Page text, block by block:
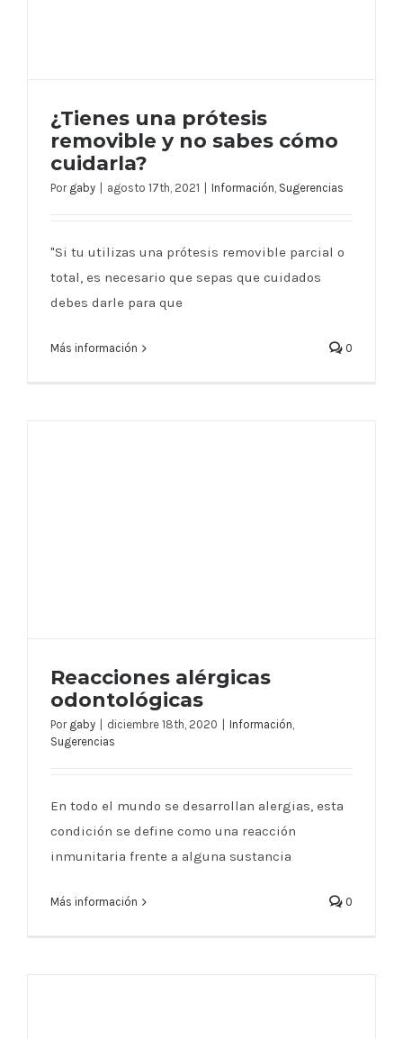
¿Tienes una prótesis
removible y no sabes cómo
cuidarla?
Por gaby | agosto 17th, 2021 | Información Sugerencias
"Si tu utilizas una prótesis removible parcial o
total, es necesario que sepas que cuidados
debes darle para que
Más información 0
Reacciones alérgicas
odontológicas
Por gaby diciembre 18th, 2020 Información
Sugerencias
En todo el mundo se desarrollan alergias, esta
condición se define como una reacción
inmunitaria frente a alguna sustancia
Más información 0